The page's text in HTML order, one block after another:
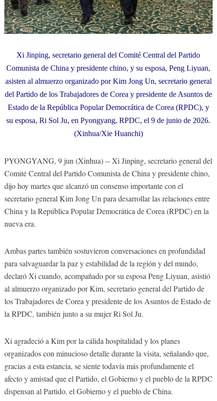
Xi Jinping, secretario general del Comité Central del Partido
Comunista de China y presidente chino, y su esposa, Peng Liyuan,
asisten al almuerzo organizado por Kim Jong Un, secretario general
del Partido de los Trabajadores de Corea y presidente de Asuntos de
Estado de la República Popular Democrática de Corea (RPDC), y
su esposa, Ri Sol Ju, en Pyongyang, RPDC, el 9 de junio de 2026.
(Xinhua/Xie Huanchi)
PYONGYANG, 9 jun (Xinhua) -- Xi Jinping, secretario general del
Comité Central del Partido Comunista de China y presidente chino,
dijo hoy martes que alcanzó un consenso importante con el
secretario general Kim Jong Un para desarrollar las relaciones entre
China y la República Popular Democrática de Corea (RPDC) en la
nueva era.
Ambas partes también sostuvieron conversaciones en profundidad
para salvaguardar la paz y estabilidad de la región y del mundo,
declaró Xi cuando, acompañado por su esposa Peng Liyuan, asistió
al almuerzo organizado por Kim, secretario general del Partido de
los Trabajadores de Corea y presidente de los Asuntos de Estado de
la RPDC, también junto a su mujer Ri Sol Ju.
Xi agradeció a Kim por la cálida hospitalidad y los planes
organizados con minucioso detalle durante la visita, señalando que,
gracias a esta estancia, se siente todavía más profundamente el
afecto y amistad que el Partido, el Gobierno y el pueblo de la RPDC
dispensan al Partido, el Gobierno y el pueblo de China.